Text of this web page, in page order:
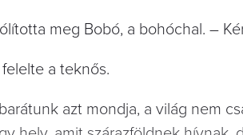
meg Bobó, a bohóchal. –
a teknős.
azt mondja, a világ nem